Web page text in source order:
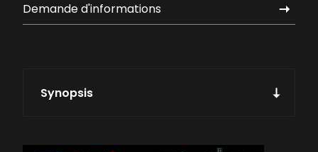
Demande d'informations
Synopsis